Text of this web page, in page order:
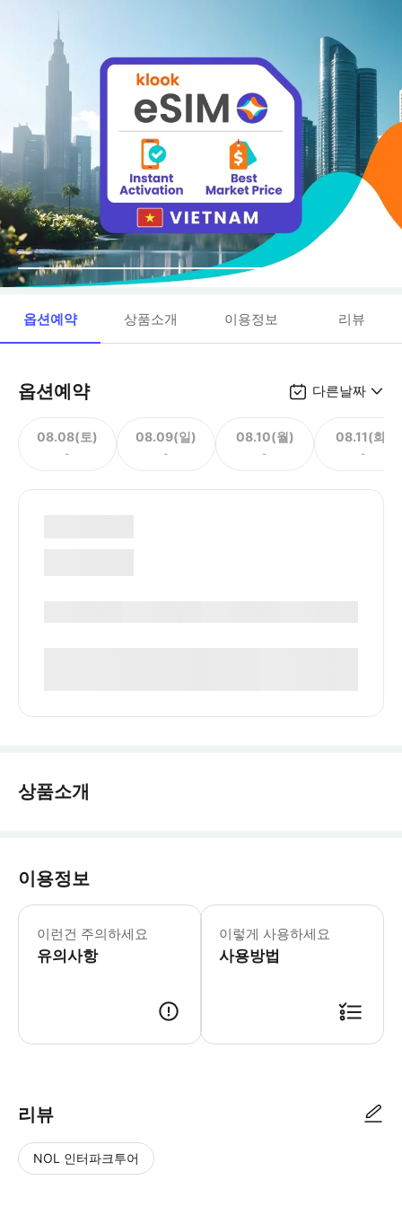
옵션예약 상품소개 이용정보 리뷰
옵션예약 다른날짜
08.08(토)
-
08.09(일)
-
08.10(월)
-
08.11(화)
-
상품소개
이용정보
이런건 주의하세요
유의사항
이렇게 사용하세요
사용방법
리뷰
NOL 인터파크투어